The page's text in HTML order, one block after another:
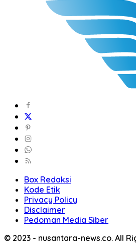
Box Redaksi
Kode Etik
Privacy Policy
Disclaimer
Pedoman Media Siber
© 2023 - nusantara-news.co. All